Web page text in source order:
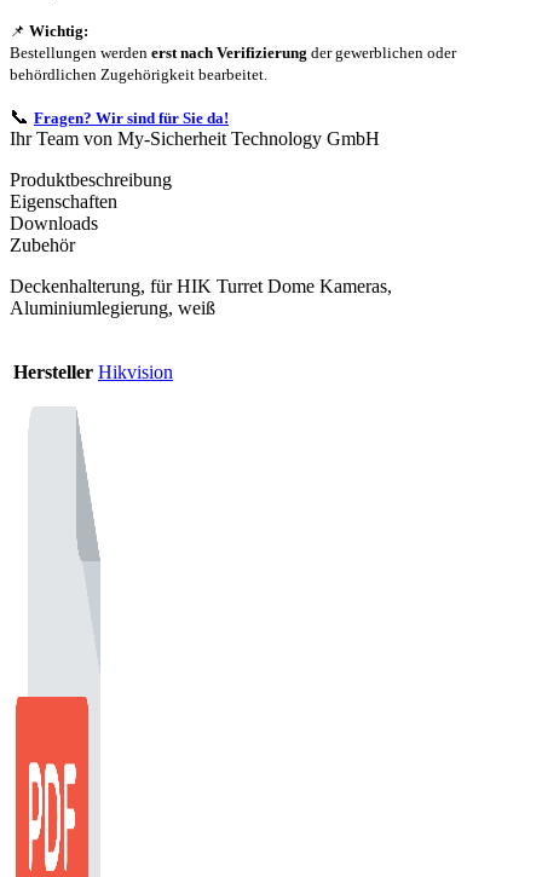
📌 Wichtig:
Bestellungen werden erst nach Verifizierung der gewerblichen oder
behördlichen Zugehörigkeit bearbeitet.
📞 Fragen? Wir sind für Sie da!
Ihr Team von My-Sicherheit Technology GmbH
Produktbeschreibung
Eigenschaften
Downloads
Zubehör
Deckenhalterung, für HIK Turret Dome Kameras,
Aluminiumlegierung, weiß
Hersteller Hikvision